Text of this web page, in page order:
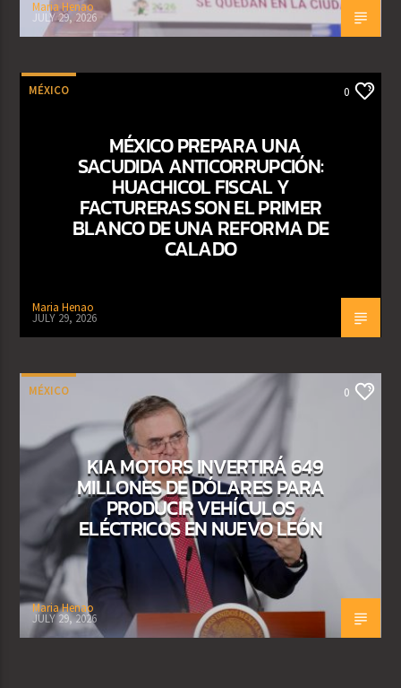
Maria Henao
JULY 29, 2026
MÉXICO 0
MÉXICO PREPARA UNA
SACUDIDA ANTICORRUPCIÓN:
HUACHICOL FISCAL Y
FACTURERAS SON EL PRIMER
BLANCO DE UNA REFORMA DE
CALADO
Maria Henao
JULY 29, 2026
MÉXICO 0
KIA MOTORS INVERTIRÁ 649
MILLONES DE DÓLARES PARA
PRODUCIR VEHÍCULOS
ELÉCTRICOS EN NUEVO LEÓN
Maria Henao
JULY 29, 2026